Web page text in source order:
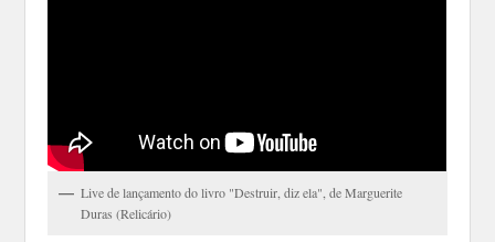
Live de lançamento do livro "Destruir, diz ela", de Marguerite
Duras (Relicário)